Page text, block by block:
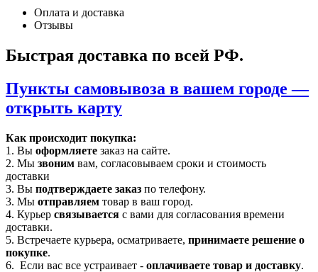
Оплата и доставка
Отзывы
Быстрая доставка по всей РФ.
Пункты самовывоза в вашем городе —
открыть карту
Как происходит покупка:
1. Вы оформляете заказ на сайте.
2. Мы звоним вам, согласовываем сроки и стоимость
доставки
3. Вы подтверждаете заказ по телефону.
3. Мы отправляем товар в ваш город.
4. Курьер связывается с вами для согласования времени
доставки.
5. Встречаете курьера, осматриваете, принимаете решение о
покупке.
6. Если вас все устраивает - оплачиваете товар и доставку.